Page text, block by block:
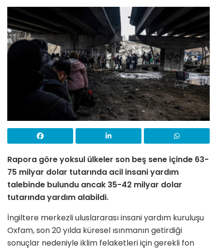
Rapora göre yoksul ülkeler son beş sene içinde 63-
75 milyar dolar tutarında acil insani yardım
talebinde bulundu ancak 35-42 milyar dolar
tutarında yardım alabildi.
İngiltere merkezli uluslararası insani yardım kuruluşu
Oxfam, son 20 yılda küresel ısınmanın getirdiği
sonuçlar nedeniyle iklim felaketleri için gerekli fon